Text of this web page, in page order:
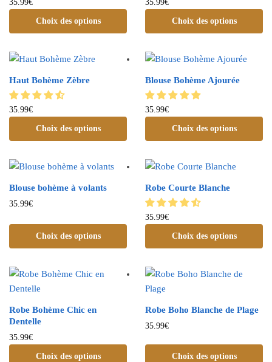
35.99€
Choix des options
35.99€
Choix des options
Haut Bohème Zèbre
35.99€
Choix des options
Blouse Bohème Ajourée
35.99€
Choix des options
Blouse bohème à volants
35.99€
Choix des options
Robe Courte Blanche
35.99€
Choix des options
Robe Bohème Chic en
Dentelle
35.99€
Choix des options
Robe Boho Blanche de Plage
35.99€
Choix des options